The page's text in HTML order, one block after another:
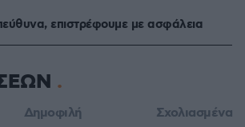
επιστρέφουμε με ασφάλεια
Δημοφιλή Σχολιασμένα